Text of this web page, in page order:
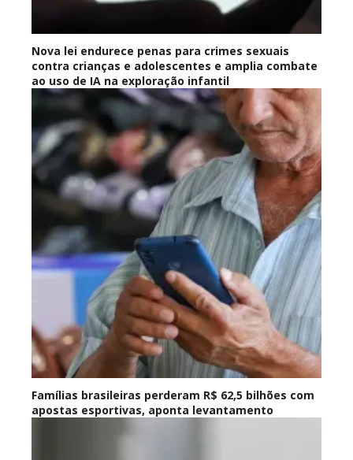
Nova lei endurece penas para crimes sexuais
contra crianças e adolescentes e amplia combate
ao uso de IA na exploração infantil
Famílias brasileiras perderam R$ 62,5 bilhões com
apostas esportivas, aponta levantamento